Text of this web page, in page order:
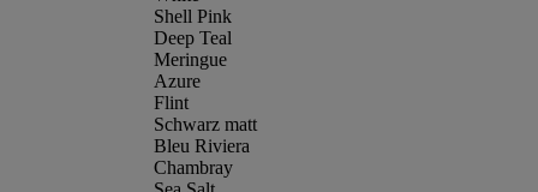
Shell Pink
Deep Teal
Meringue
Azure
Flint
Schwarz matt
Bleu Riviera
Chambray